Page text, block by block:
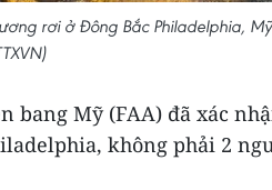
rơi ở Đông Bắc Philadelphia,
bang Mỹ (FAA) đã xác
không phải 2